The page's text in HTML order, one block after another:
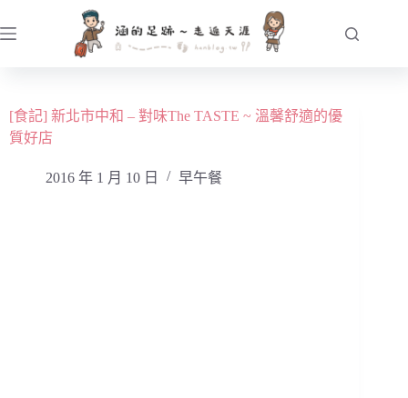
至
容[食記] 新北市中和 – 對味The TASTE ~ 溫馨舒適的優
質好店
2016 年 1 月 10 日 早午餐